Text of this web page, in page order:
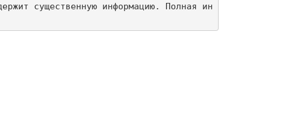
существенную информацию. Полная ин